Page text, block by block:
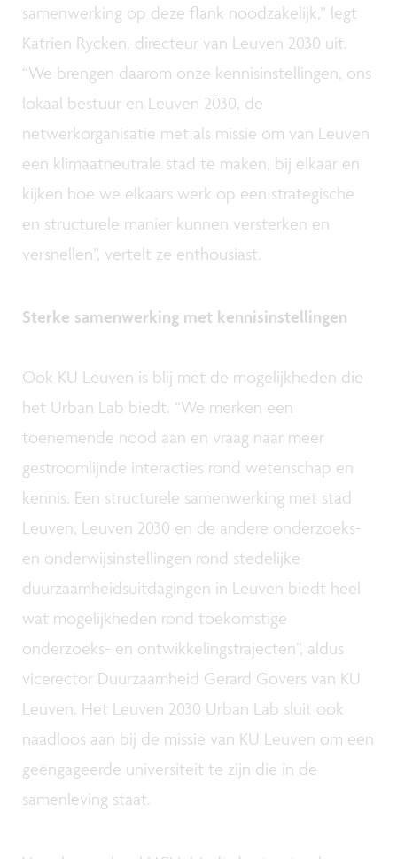
samenwerking op deze flank noodzakelijk,” legt
Katrien Rycken, directeur van Leuven 2030 uit.
“We brengen daarom onze kennisinstellingen, ons
lokaal bestuur en Leuven 2030, de
netwerkorganisatie met als missie om van Leuven
een klimaatneutrale stad te maken, bij elkaar en
kijken hoe we elkaars werk op een strategische
en structurele manier kunnen versterken en
versnellen”, vertelt ze enthousiast.
Sterke samenwerking met kennisinstellingen
Ook KU Leuven is blij met de mogelijkheden die
het Urban Lab biedt. “We merken een
toenemende nood aan en vraag naar meer
gestroomlijnde interacties rond wetenschap en
kennis. Een structurele samenwerking met stad
Leuven, Leuven 2030 en de andere onderzoeks-
en onderwijsinstellingen rond stedelijke
duurzaamheidsuitdagingen in Leuven biedt heel
wat mogelijkheden rond toekomstige
onderzoeks- en ontwikkelingstrajecten”, aldus
vicerector Duurzaamheid Gerard Govers van KU
Leuven. Het Leuven 2030 Urban Lab sluit ook
naadloos aan bij de missie van KU Leuven om een
geëngageerde universiteit te zijn die in de
samenleving staat.